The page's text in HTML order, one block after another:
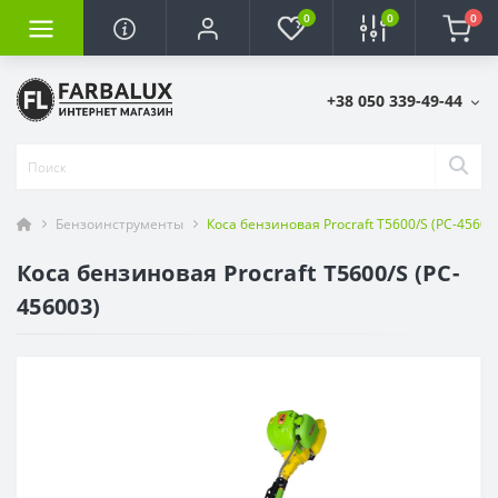
0 0 0
+38 050 339-49-44
Бензоинструменты Коса бензиновая Procraft T5600/S (PC-
Коса бензиновая Procraft T5600/S (PC-
456003)